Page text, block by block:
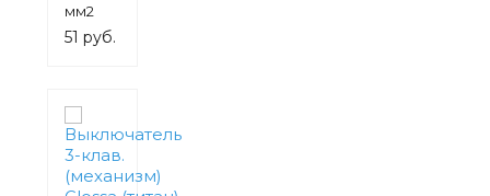
мм2
(Гост)
51 руб.